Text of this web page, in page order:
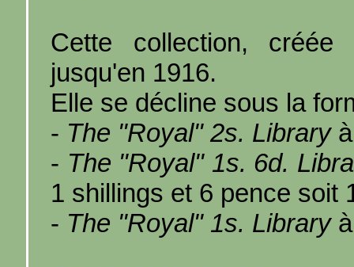
Cette collection,
jusqu'en 1916.
Elle se décline sous la
- The "Royal" 2s. Libraryà
- The "Royal" 1s. 6d.
1 shillings et 6 pence soit
- The "Royal" 1s. Libraryà